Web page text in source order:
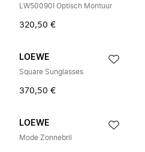
LW50090I Optisch Montuur
320,50 €
LOEWE
Square Sunglasses
370,50 €
LOEWE
Mode Zonnebril